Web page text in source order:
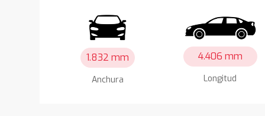
1.832 mm
Anchura
4.406 mm
Longitud